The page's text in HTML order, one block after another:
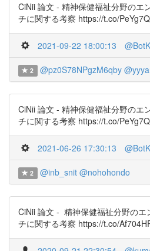
CiNii 論文 - 精神保健福祉分野のエ
チに関する考察 https://t.co/
2021-09-22 18:00:13
2 @pz0S78NPgzM6qby
CiNii 論文 - 精神保健福祉分野のエ
チに関する考察 https://t.co/
2021-06-26 17:30:13
2 @inb_snit @nohohondo
CiNii 論文 - 精神保健福祉分野のエ
チに関する考察 https://t.co/